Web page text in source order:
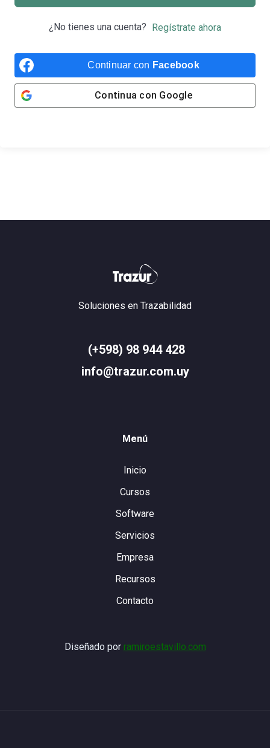
¿No tienes una cuenta? Regístrate ahora
Continuar con Facebook
Continua con Google
Soluciones en Trazabilidad
(+598) 98 944 428
info@trazur.com.uy
Menú
Inicio
Cursos
Software
Servicios
Empresa
Recursos
Contacto
Diseñado por ramiroestavillo.com